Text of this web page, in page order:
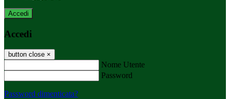
Accedi
Accedi
button close ×
Nome Utente
Password
Password dimenticata?